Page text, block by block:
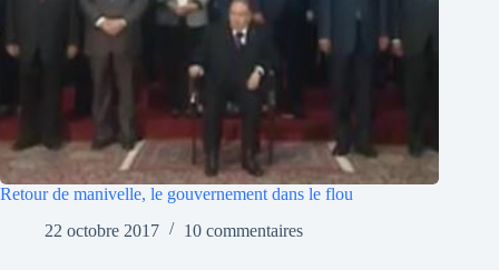
Retour de manivelle, le gouvernement dans le flou
22 octobre 2017
10 commentaires